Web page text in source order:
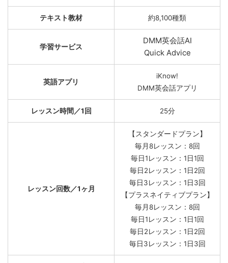
テキスト教材 約8,100種類
学習サービス
DMM英会話AI
Quick Advice
英語アプリ
iKnow!
DMM英会話アプリ
レッスン時間／1回 25分
レッスン回数／1ヶ月
【スタンダードプラン】
毎月8レッスン：8回
毎日1レッスン：1日1回
毎日2レッスン：1日2回
毎日3レッスン：1日3回
【プラスネイティブプラン】
毎月8レッスン：8回
毎日1レッスン：1日1回
毎日2レッスン：1日2回
毎日3レッスン：1日3回